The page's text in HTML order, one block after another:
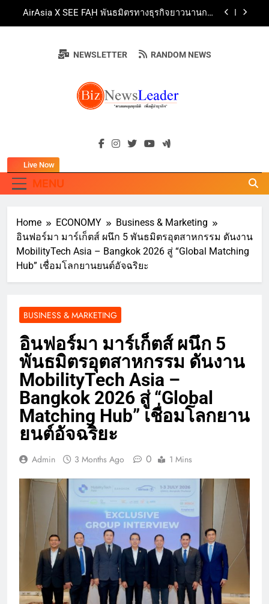
AirAsia X SEE FAH พันธมิตรทางธุรกิจยาวนานกว่า
ทางวิชาการและการตลาดเชิงรุก แนะเคล็ดลับปรับ
ธุรกิจท่องเที่ยวไทย “ขายได้ ขายดี ขายนาน”
สืบสานพุทธศาสนา สร้างสังคมปลอดเหล้า ภายใต้
แนวคิด “90 วัน เก็บแต้มสุขภาพดี สิ่งดีๆ จะเกิดขึ้น”
Guangzhou Yinghao School Unveils Vision for
Future-Ready Education
“ข้าวหน้าไก่ราชวงศ์” พุ่งทะยานสู่น่านฟ้า
ททท. ร่วมมือกับ จุฬาลงกรณ์มหาวิทยาลัย จัดสัมมนา
ธุรกิจท่องเที่ยวไทย “ขายได้ ขายดี ขายนาน”
BIZNEWSLEADER
"ครอบคลุมทุกมิติ เพื่อ…ผู้นำธุรกิจ"
NEWSLETTER RANDOM NEWS
MENU
Live Now
Home ECONOMY
Business & Marketing
อินฟอร์มา มาร์เก็ตส์ ผนึก 5 พันธมิตรอุตสาหกรรม ดันงาน
MobilityTech Asia – Bangkok 2026 สู่ “Global Matching
Hub” เชื่อมโลกยานยนต์อัจฉริยะ
BUSINESS & MARKETING
อินฟอร์มา มาร์เก็ตส์ ผนึก 5
พันธมิตรอุตสาหกรรม ดันงาน
MobilityTech Asia –
Bangkok 2026 สู่ “Global
Matching Hub” เชื่อมโลกยาน
ยนต์อัจฉริยะ
Admin 3 Months Ago 0 1 Mins